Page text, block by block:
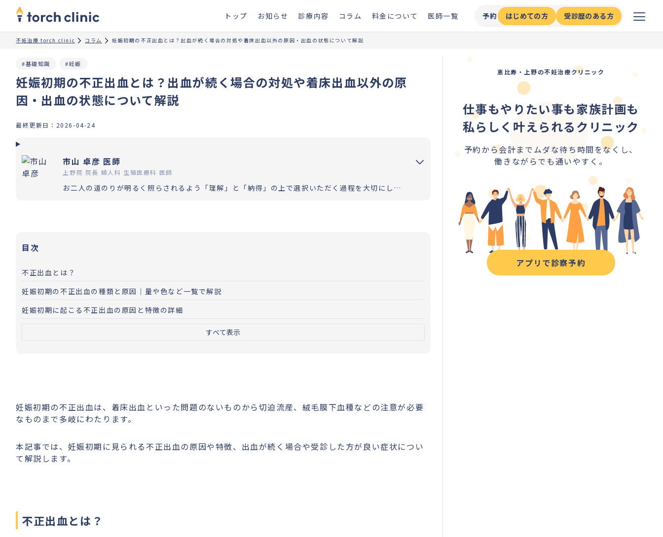
トップ お知らせ 診療内容 コラム 料金について 医師一覧 予約 はじめての方 受診歴のある方
不妊治療 torch clinic コラム 妊娠初期の不正出血とは？出血が続く場合の対処や着床出血以外の原因・出血の状態について解説
妊娠初期の不正出血とは？出血が続く場合の対処や着床出血以外の原
因・出血の状態について解説
#基礎知識 #妊娠
最終更新日： 2026-04-24
市山 卓彦 医師
上野院 院長 婦人科 生殖医療科 医師
お二人の道のりが明るく照らされるよう「理解」と「納得」の上で選択いただく過程を大切にしています。エビデンスに基づいた高水準の医療提供により「幸せな家族計画の実現」をお手伝いさせていただきます。
目次
不正出血とは？
妊娠初期の不正出血の種類と原因｜量や色など一覧で解説
妊娠初期に起こる不正出血の原因と特徴の詳細
すべて表示
妊娠初期の不正出血は、着床出血といった問題のないものから切迫流産、絨毛膜下血種などの注意が必要
なものまで多岐にわたります。
本記事では、妊娠初期に見られる不正出血の原因や特徴、出血が続く場合や受診した方が良い症状につい
て解説します。
不正出血とは？
恵比寿・上野の不妊治療クリニック
仕事もやりたい事も家族計画も
私らしく叶えられるクリニック
予約から会計までムダな待ち時間をなくし、
働きながらでも通いやすく。
アプリで診察予約